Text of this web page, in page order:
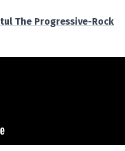
The Progressive-Rock